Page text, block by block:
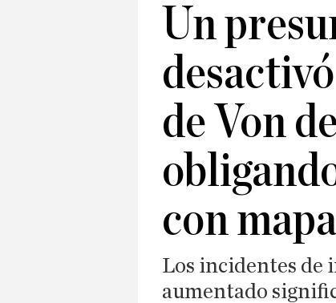
Un
de Von
con
Los incidentes de
aumentado